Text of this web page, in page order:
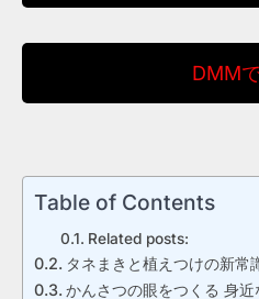
DMM
Table of Contents
Related posts:
タネまきと植えつけの新常
かんさつの眼をつくる 身